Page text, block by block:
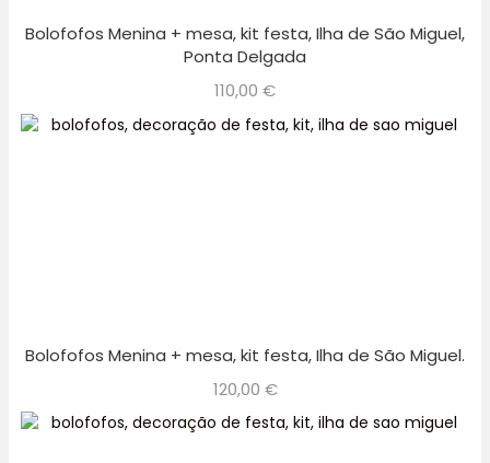
Bolofofos Menina + mesa, kit festa, Ilha de São Miguel,
Ponta Delgada
110,00 €
Bolofofos Menina + mesa, kit festa, Ilha de São Miguel.
120,00 €